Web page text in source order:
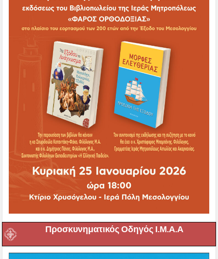
Προσκυνηματικός Οδηγός Ι.Μ.Α.Α